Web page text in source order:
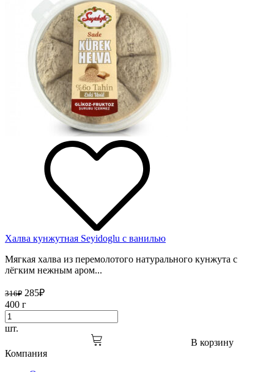
Халва кунжутная Seyidoglu с ванилью
Мягкая халва из перемолотого натурального кунжута с
лёгким нежным аром...
316₽ 285₽
400 г
шт.
В корзину
Компания